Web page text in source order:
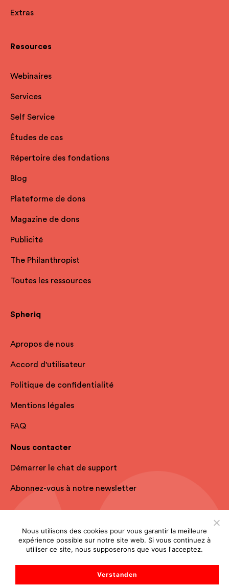
Extras
Resources
Webinaires
Services
Self Service
Études de cas
Répertoire des fondations
Blog
Plateforme de dons
Magazine de dons
Publicité
The Philanthropist
Toutes les ressources
Spheriq
Apropos de nous
Accord d'utilisateur
Politique de confidentialité
Mentions légales
FAQ
Nous contacter
Démarrer le chat de support
Abonnez-vous à notre newsletter
Nous utilisons des cookies pour vous garantir la meilleure
expérience possible sur notre site web. Si vous continuez à
utiliser ce site, nous supposerons que vous l'acceptez.
Verstanden